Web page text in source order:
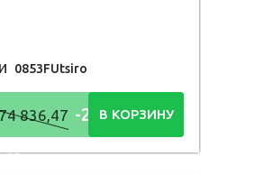
0853FUtsiro
836,47 -21 474
Р
В КОРЗИНУ